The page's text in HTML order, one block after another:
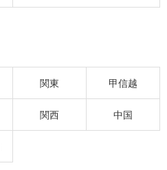
関東 甲信越
関西 中国